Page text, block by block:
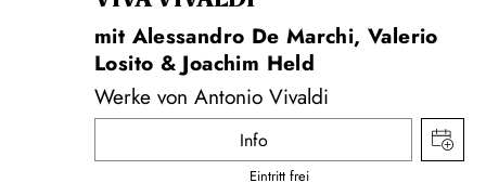
mit Alessandro De Marchi, Valerio
Losito & Joachim Held
Werke von Antonio Vivaldi
Info
Eintritt frei